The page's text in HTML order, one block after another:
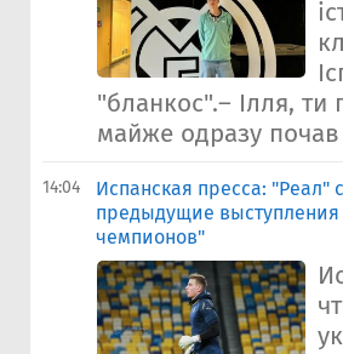
"бланкос".– Ілля, ти
майже одразу
14:04
Испанская пресса: "Реал"
предыдущие
чемпионов"